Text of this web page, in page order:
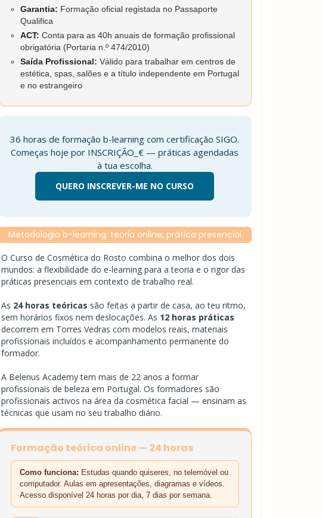
Garantia: Formação oficial registada no Passaporte
Qualifica
ACT: Conta para as 40h anuais de formação profissional
obrigatória (Portaria n.º 474/2010)
Saída Profissional: Válido para trabalhar em centros de
estética, spas, salões e a título independente em Portugal
e no estrangeiro
36 horas de formação b-learning com certificação SIGO.
Começas hoje por INSCRIÇÃO_€ — práticas agendadas
à tua escolha.
QUERO INSCREVER-ME NO CURSO
Metodologia b-learning: teoria online, prática presencial
O Curso de Cosmética do Rosto combina o melhor dos dois
mundos: a flexibilidade do e-learning para a teoria e o rigor das
práticas presenciais em contexto de trabalho real.
As 24 horas teóricas são feitas a partir de casa, ao teu ritmo,
sem horários fixos nem deslocações. As 12 horas práticas
decorrem em Torres Vedras com modelos reais, materiais
profissionais incluídos e acompanhamento permanente do
formador.
A Belenus Academy tem mais de 22 anos a formar
profissionais de beleza em Portugal. Os formadores são
profissionais activos na área da cosmética facial — ensinam as
técnicas que usam no seu trabalho diário.
Formação teórica online — 24 horas
Como funciona: Estudas quando quiseres, no telemóvel ou
computador. Aulas em apresentações, diagramas e vídeos.
Acesso disponível 24 horas por dia, 7 dias por semana.